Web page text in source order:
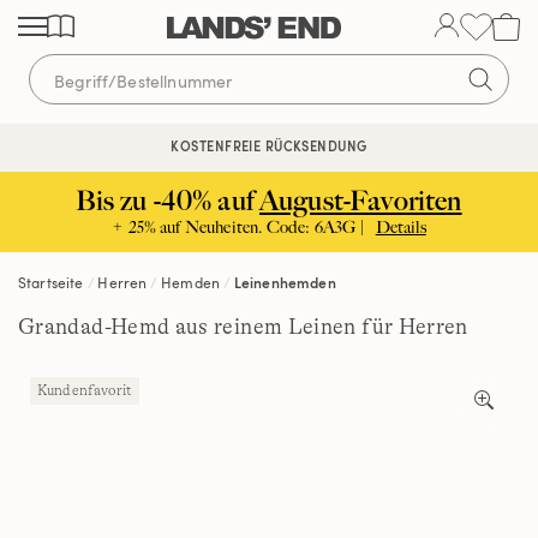
Direkt
zum
Inhalt
Direkt
zur
Navigation
Direkt
zur
Suche
KOSTENLOSE LIEFERUNG AB 120€ | VERTRAUEN SEIT 1963
KOSTENFREIE RÜCKSENDUNG
Bis zu -40% aufAugust-Favoriten
+ 25% auf Neuheiten. Code: 6A3G | Details
Startseite Herren Hemden Leinenhemden
Grandad-Hemd aus reinem Leinen für Herren